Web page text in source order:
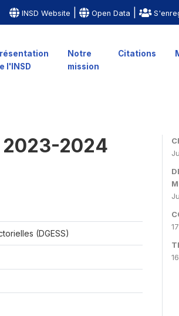
INSD Website | Open Data |
l'INSD
Notre
mission
Citations
2023-2024
(DGESS)